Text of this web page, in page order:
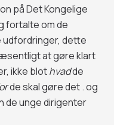
på Det Kongelige
fortalte om de
dette
at gøre klart
ikke blothvadde
de skal gøre det . og
de unge dirigenter